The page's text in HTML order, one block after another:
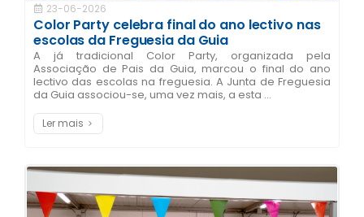
23-06-2026
Color Party celebra final do ano lectivo nas
escolas da Freguesia da Guia
A já tradicional Color Party, organizada pela
Associação de Pais da Guia, marcou o final do ano
lectivo das escolas na freguesia. A Junta de Freguesia
da Guia associou-se, uma vez mais, a esta ...
Ler mais